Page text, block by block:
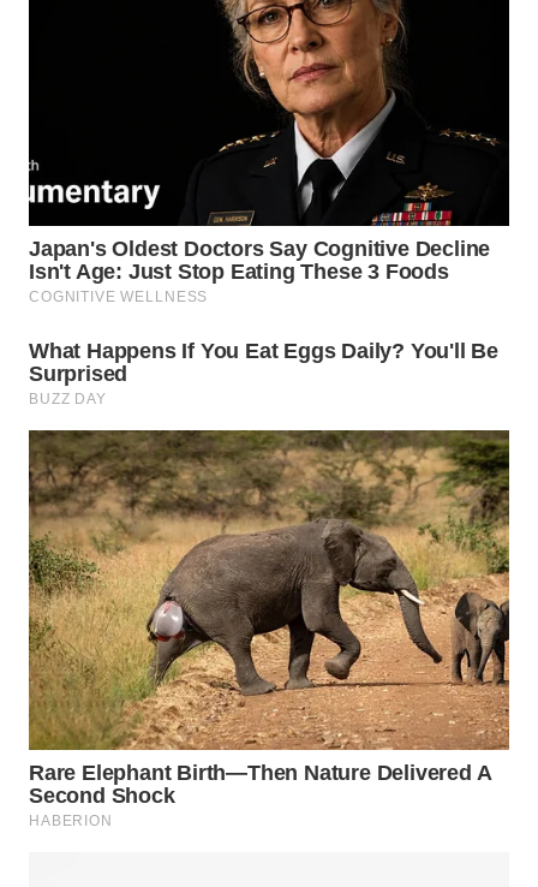
PRIANGAN
TIMUR
WN
WN
SOLO
WN
BOROBUDUR
WN
MADURA
WN
SURABAYA
WN
WN